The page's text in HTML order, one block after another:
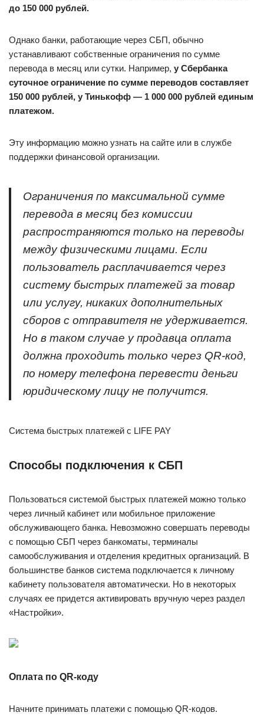
до 150 000 рублей.
Однако банки, работающие через СБП, обычно
устанавливают собственные ограничения по сумме
перевода в месяц или сутки. Например, у Сбербанка
суточное ограничение по сумме переводов составляет
150 000 рублей, у Тинькофф — 1 000 000 рублей единым
платежом.
Эту информацию можно узнать на сайте или в службе
поддержки финансовой организации.
Ограничения по максимальной сумме
перевода в месяц без комиссии
распространяются только на переводы
между физическими лицами. Если
пользователь расплачивается через
систему быстрых платежей за товар
или услугу, никаких дополнительных
сборов с отправителя не удерживается.
Но в таком случае у продавца оплата
должна проходить только через QR-код,
по номеру телефона перевести деньги
юридическому лицу не получится.
Система быстрых платежей с LIFE PAY
Способы подключения к СБП
Пользоваться системой быстрых платежей можно только
через личный кабинет или мобильное приложение
обслуживающего банка. Невозможно совершать переводы
с помощью СБП через банкоматы, терминалы
самообслуживания и отделения кредитных организаций. В
большинстве банков система подключается к личному
кабинету пользователя автоматически. Но в некоторых
случаях ее придется активировать вручную через раздел
«Настройки».
Оплата по QR-коду
Начните принимать платежи с помощью QR-кодов.